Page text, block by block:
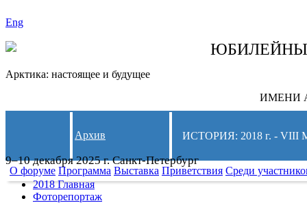
Eng
Арктика: настоящее и будущее
ИМЕНИ
9–10 декабря 2025 г. Санкт-Петербург
Архив ИСТОРИЯ: 2018 г. -
О форуме Программа Выставка Приветствия Среди
2018 Главная
Фоторепортаж